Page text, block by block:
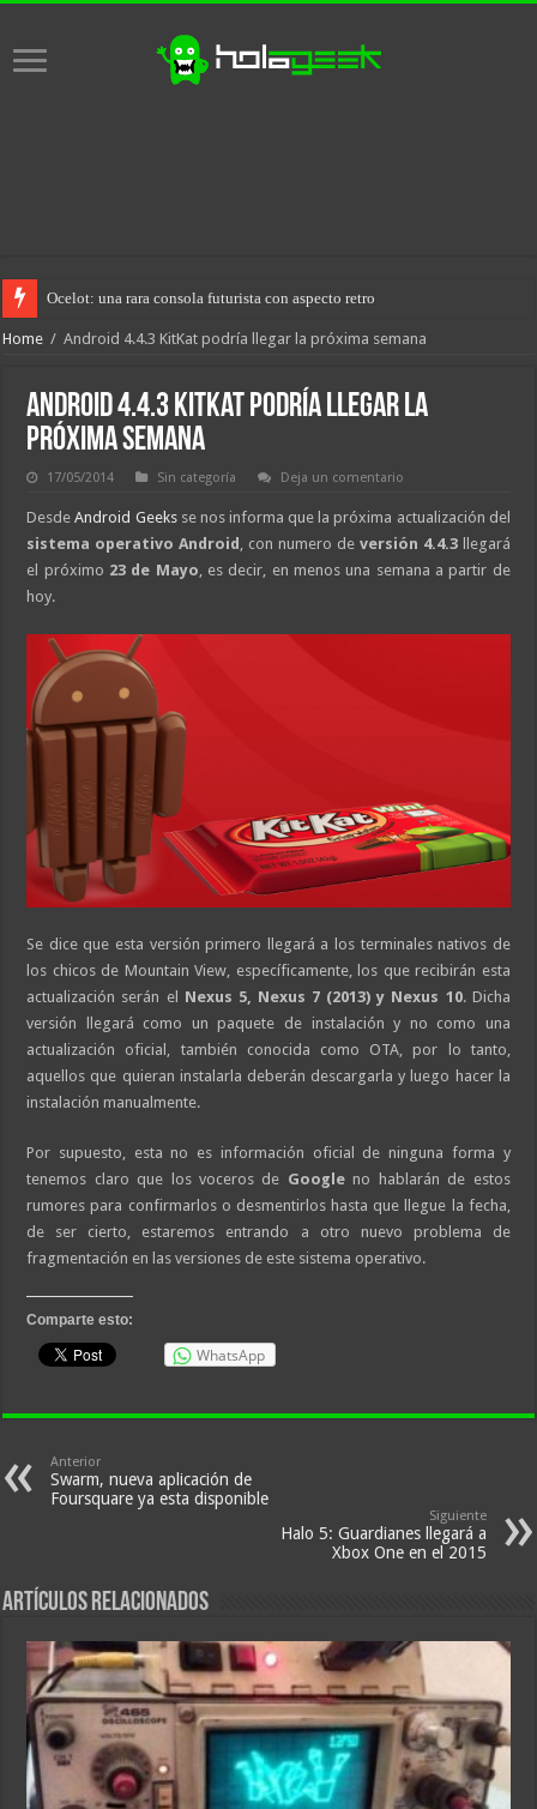
Ocelot: una rara consola futurista con aspecto retro
Home / Android 4.4.3 KitKat podría llegar la próxima semana
Android 4.4.3 KitKat podría llegar la
próxima semana
17/05/2014 Sin categoría Deja un comentario
DesdeAndroid Geeksse nos informa que la próxima actualización del
sistema operativo Android , con numero de versión 4.4.3llegará
el próximo 23 de Mayo , es decir, en menos una semana a partir de
hoy.
Se dice que esta versión primero llegará a los terminales nativos de
los chicos de Mountain View, específicamente, los que recibirán esta
actualización serán el Nexus 5, Nexus 7 (2013) y Nexus 10. Dicha
versión llegará como un paquete de instalación y no como una
actualización oficial, también conocida como OTA, por lo tanto,
aquellos que quieran instalarla deberán descargarla y luego hacer la
instalación manualmente.
Por supuesto, esta no es información oficial de ninguna forma y
tenemos claro que los voceros de Googleno hablarán de estos
rumores para confirmarlos o desmentirlos hasta que llegue la fecha,
de ser cierto, estaremos entrando a otro nuevo problema de
fragmentación en las versiones de este sistema operativo.
Comparte esto:
WhatsApp
Anterior
Swarm, nueva aplicación de
Foursquare ya esta disponible
Siguiente
Halo 5: Guardianes llegará a
Xbox One en el 2015
Artículos relacionados